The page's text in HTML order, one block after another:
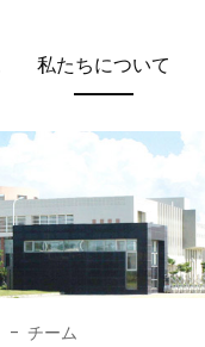
私たちについて
- チーム